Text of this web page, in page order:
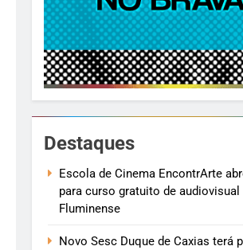
Destaques
Escola de Cinema EncontrArte
para curso gratuito de audiovisual
Fluminense
Novo Sesc Duque de Caxias terá